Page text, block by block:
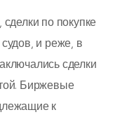
по покупке
и реже, в
сделки
Биржевые
к